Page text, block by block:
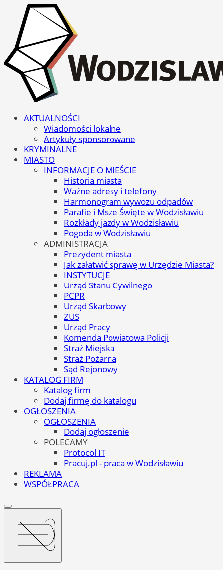
AKTUALNOŚCI
Wiadomości lokalne
Artykuły sponsorowane
KRYMINALNE
MIASTO
INFORMACJE O MIEŚCIE
Historia miasta
Ważne adresy i telefony
Harmonogram wywozu odpadów
Parafie i Msze Święte w Wodzisławiu
Rozkłady jazdy w Wodzisławiu
Pogoda w Wodzisławiu
ADMINISTRACJA
Prezydent miasta
Jak załatwić sprawę w Urzędzie Miasta?
INSTYTUCJE
Urząd Stanu Cywilnego
PCPR
Urząd Skarbowy
ZUS
Urząd Pracy
Komenda Powiatowa Policji
Straż Miejska
Straż Pożarna
Sąd Rejonowy
KATALOG FIRM
Katalog firm
Dodaj firmę do katalogu
OGŁOSZENIA
OGŁOSZENIA
Dodaj ogłoszenie
POLECAMY
Protocol IT
Pracuj.pl - praca w Wodzisławiu
REKLAMA
WSPÓŁPRACA